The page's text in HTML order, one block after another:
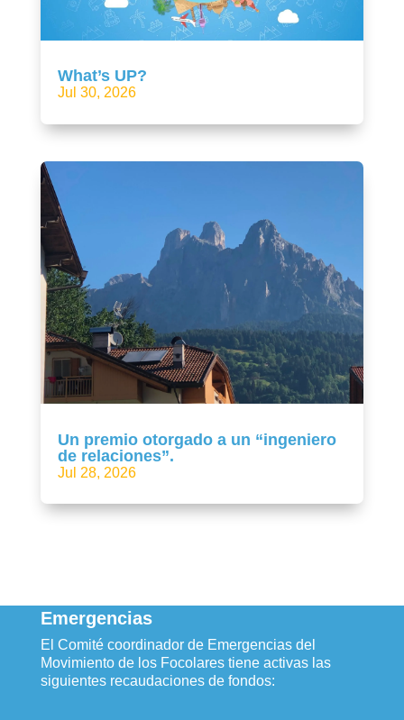
What’s UP?
Jul 30, 2026
Un premio otorgado a un “ingeniero
de relaciones”.
Jul 28, 2026
Emergencias
El Comité coordinador de Emergencias del
Movimiento de los Focolares tiene activas las
siguientes recaudaciones de fondos: